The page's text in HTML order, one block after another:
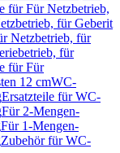
für Für Netzbetrieb,
für Geberit
Netzbetrieb, für
für
für Für
12 cmWC-
Ersatzteile für WC-
Für 2-Mengen-
Für 1-Mengen-
Zubehör für WC-